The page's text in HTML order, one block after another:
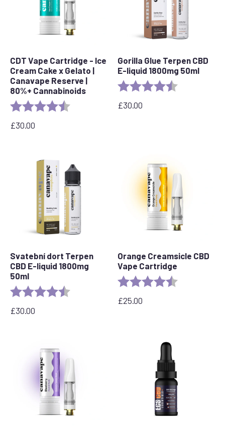
CDT Vape Cartridge - Ice
Cream Cake x Gelato |
Canavape Reserve |
80%+ Cannabinoids
Rating: 4.6 out of 5 stars
£30.00
Gorilla Glue Terpen CBD
E-liquid 1800mg 50ml
Rating:
£30.00
Svatební dort Terpen
CBD E-liquid 1800mg
50ml
Rating: 4.8 out of 5 stars
£30.00
Orange Creamsicle CBD
Vape Cartridge
Rating:
£25.00